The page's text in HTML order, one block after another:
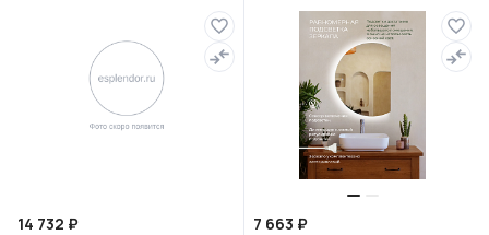
14 732 ₽ 7 663 ₽